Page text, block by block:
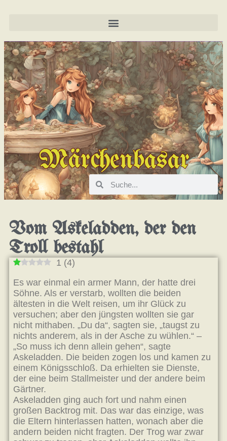
Märchenbasar
Vom Askeladden, der den
Troll bestahl
1 (4)
Es war einmal ein armer Mann, der hatte drei
Söhne. Als er verstarb, wollten die beiden
ältesten in die Welt reisen, um ihr Glück zu
versuchen; aber den jüngsten wollten sie gar
nicht mithaben. „Du da“, sagten sie, „taugst zu
nichts anderem, als in der Asche zu wühlen.“ –
„So muss ich denn allein gehen“, sagte
Askeladden. Die beiden zogen los und kamen zu
einem Königsschloß. Da erhielten sie Dienste,
der eine beim Stallmeister und der andere beim
Gärtner.
Askeladden ging auch fort und nahm einen
großen Backtrog mit. Das war das einzige, was
die Eltern hinterlassen hatten, wonach aber die
andern beiden nicht fragten. Der Trog war zwar